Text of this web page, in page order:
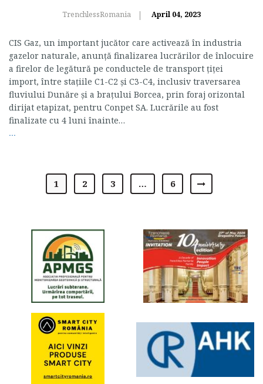
TrenchlessRomania April 04, 2023
CIS Gaz, un important jucător care activează în industria
gazelor naturale, anunță finalizarea lucrărilor de înlocuire
a firelor de legătură pe conductele de transport ţiţei
import, între staţiile C1-C2 şi C3-C4, inclusiv traversarea
fluviului Dunăre şi a braţului Borcea, prin foraj orizontal
dirijat etapizat, pentru Conpet SA. Lucrările au fost
finalizate cu 4 luni înainte…
...
1 2 3 … 6